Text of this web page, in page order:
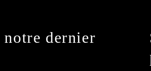
notre dernier